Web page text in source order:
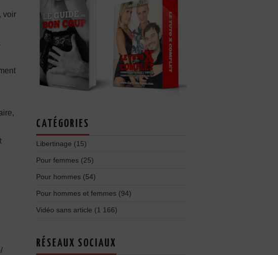
voir
CATÉGORIES
Libertinage (15)
Pour femmes (25)
Pour hommes (54)
Pour hommes et femmes (94)
Vidéo sans article (1 166)
RÉSEAUX SOCIAUX